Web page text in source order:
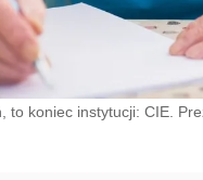
to koniec instytucji: CIE.